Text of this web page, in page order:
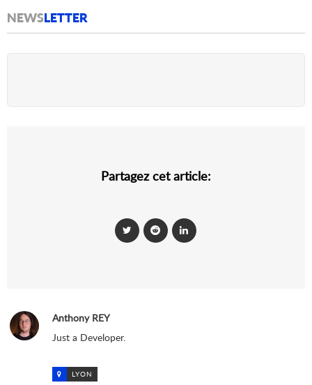
NEWSLETTER
Partagez cet article:
Anthony REY
Just a Developer.
LYON